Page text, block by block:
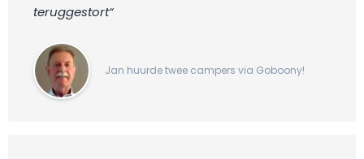
teruggestort“
Jan huurde twee campers via Goboony!